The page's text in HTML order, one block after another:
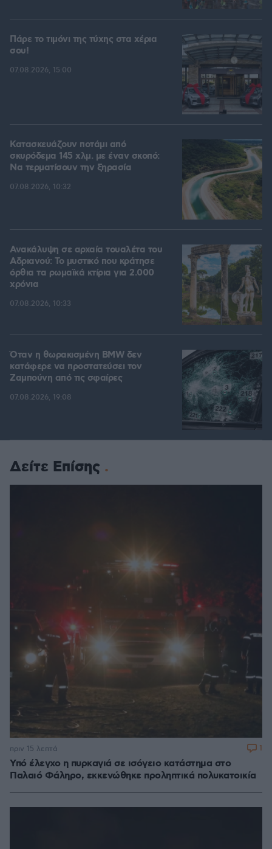
Πάρε το τιμόνι της τύχης στα χέρια
σου!
07.08.2026, 15:00
Κατασκευάζουν ποτάμι από
σκυρόδεμα 145 χλμ. με έναν σκοπό:
Να τερματίσουν την ξηρασία
07.08.2026, 10:32
Ανακάλυψη σε αρχαία τουαλέτα του
Αδριανού: Το μυστικό που κράτησε
όρθια τα ρωμαϊκά κτίρια για 2.000
χρόνια
07.08.2026, 10:33
Όταν η θωρακισμένη BMW δεν
κατάφερε να προστατεύσει τον
Ζαμπούνη από τις σφαίρες
07.08.2026, 19:08
Δείτε Επίσης
Υπό έλεγχο η πυρκαγιά σε ισόγειο κατάστημα στο
Παλαιό Φάληρο, εκκενώθηκε προληπτικά πολυκατοικία
πριν 15 λεπτά 1